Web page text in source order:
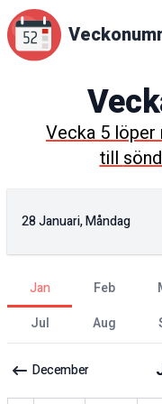
Vecka5löper
till
28 Januari, Måndag
jan feb
jul
aug
December